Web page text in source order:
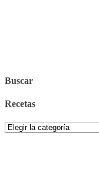
Buscar
Recetas
Recetas